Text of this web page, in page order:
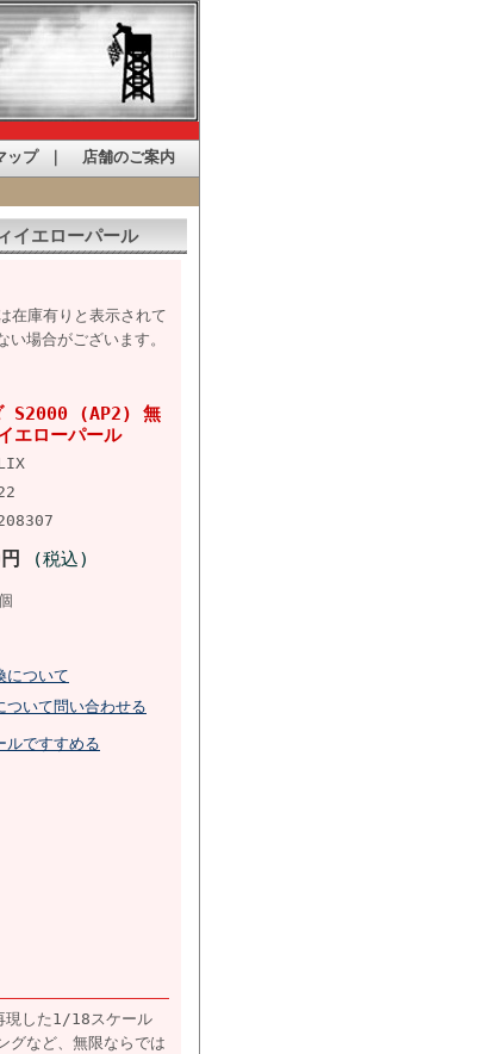
ップ｜ 店舗のご案内
イエローパール
在庫有りと表示されて
場合がございます。
S2000 (AP2) 無
エローパール
(税込)
について
ついて問い合わせる
ルですすめる
現した1/18スケール
グなど、無限ならでは